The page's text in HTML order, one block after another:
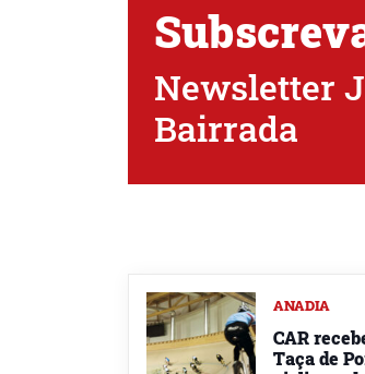
Newsletter
Bairrada
ANADIA
CAR
Taça de